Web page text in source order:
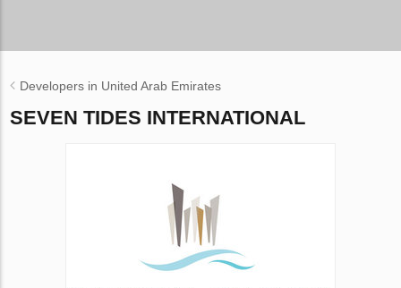
Developers in United Arab Emirates
SEVEN TIDES INTERNATIONAL